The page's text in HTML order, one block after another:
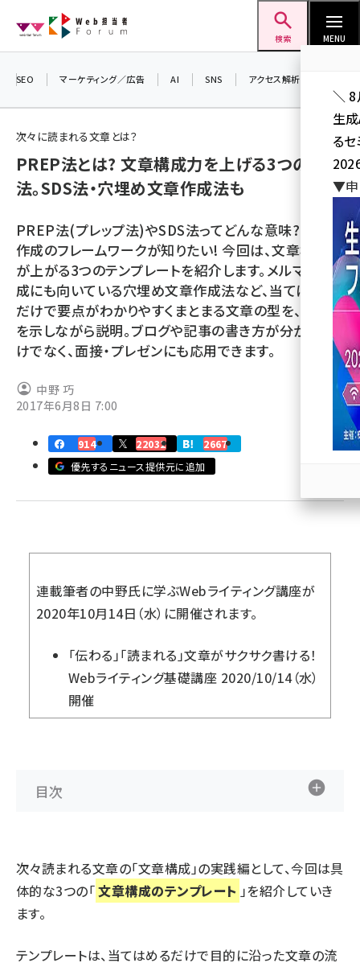
ン
検索 MENU
seo (3532)
youtube (2441)
note (2317)
セミナー (2310)
z世代 (1623)
meo (1277)
llmo (1167)
SEO マーケティング／広告 AI SNS アクセス解析／データ分析
次々に読まれる文章とは？
PREP法とは? 文章構成力を上げる3つの方
法。SDS法・穴埋め文章作成法も
PREP法(プレップ法)やSDS法ってどんな意味? 文章
作成のフレームワークが知りたい! 今回は、文章構成力
が上がる3つのテンプレートを紹介します。メルマガ作
成にも向いている穴埋め文章作成法など、当てはめる
だけで要点がわかりやすくまとまる文章の型を、具体例
を示しながら説明。ブログや記事の書き方が分かるだ
けでなく、面接・プレゼンにも応用できます。
中野 巧
2017年6月8日 7:00
914 22032
2667
優先するニュース提供元に追加
連載筆者の中野氏に学ぶWebライティング講座が
2020年10月14日（水）に開催されます。
「伝わる」「読まれる」文章がサクサク書ける！
Webライティング基礎講座 2020/10/14（水）
開催
目次
次々読まれる文章の「文章構成」の実践編として、今回は具
体的な3つの「文章構成のテンプレート 」を紹介していき
ます。
テンプレートは、当てはめるだけで目的に沿った文章の流
＼ 8
生
る
▼申